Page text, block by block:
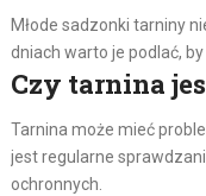
Młode sadzonki tarniny
dniach warto je podlać,
Czy tarnina
Tarnina może mieć
jest regularne
ochronnych.